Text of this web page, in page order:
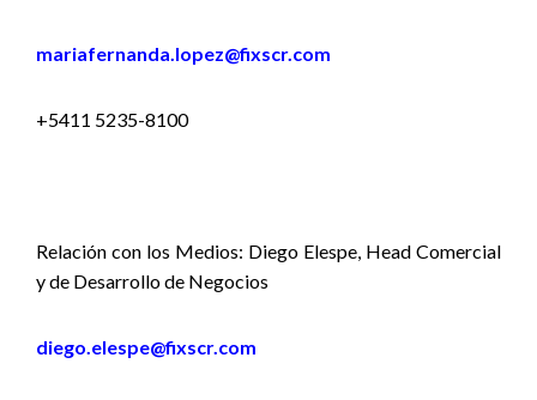
mariafernanda.lopez@fixscr.com
+5411 5235-8100
Relación con los Medios: Diego Elespe, Head Comercial
y de Desarrollo de Negocios
diego.elespe@fixscr.com